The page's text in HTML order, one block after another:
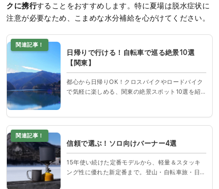
クに携行することをおすすめします。特に夏場は脱水症状に
注意が必要なため、こまめな水分補給を心がけてください。
関連記事！
日帰りで行ける！自転車で巡る絶景10選
【関東】
都心から日帰りOK！クロスバイクやロードバイク
で気軽に楽しめる、関東の絶景スポット10選を紹
関連記事！
信頼で選ぶ！ソロ向けバーナー4選
15年使い続けた定番モデルから、軽量＆スタッキ
ング性に優れた新定番まで。登山・自転車旅・日